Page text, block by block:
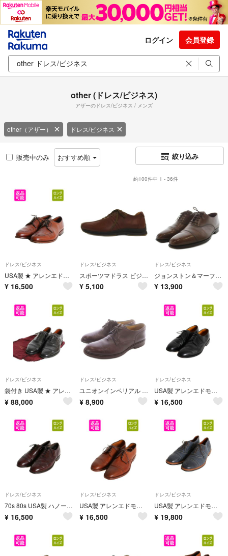
ログイン 会員登録
other (ドレス/ビジネス)
アザーのドレス/ビジネス / メンズ
other（アザー） ドレス/ビジネス
販売中のみ おすすめ順 絞り込み
約100件中 1 - 36件
ドレス/ビジネス
USA製 ★ アレンエドモンズ Uチップ レザー シューズ US 9 27cm 程/ Delray 本革 レザー 革靴 外羽根 ダービー グッドイヤー ビジネス 茶
¥ 16,500
ドレス/ビジネス
スポーツマドラス ビジネスシューズ 革靴 ブラウン 25.5cm ■GY99
¥ 5,100
ドレス/ビジネス
ジョンストン＆マーフィー ビジネスシューズ ストレートチップ レザー 7 茶
¥ 13,900
ドレス/ビジネス
袋付き USA製 ★ アレンエドモンズ コードヴァン キャップトゥ シューズ US 8 26cm / Park Avenue レザー 革靴 ドレス ストレートチップ 黒
¥ 88,000
ドレス/ビジネス
ユニオンインペリアル ビジネスシューズ プレーントゥ 7.5 茶色
¥ 8,900
ドレス/ビジネス
USA製 アレンエドモンズ プレーントゥ シューズ 101/2 28.5cm 本革 レザー 革靴 外羽根 グッドイヤー オックスフォード ドレス ビジネス 黒
¥ 16,500
ドレス/ビジネス
70s 80s USA製 ハノーバー ウィングチップ シューズ 9 27cm ヴィンテージ 本革 レザー 革靴 フルブローグ メダリオン 内羽根 バーガンディ
¥ 16,500
ドレス/ビジネス
USA製 アレンエドモンズ パンチド キャップトゥ シューズ 9 27cm 本革 レザー カーフ 革靴 外羽根 グッドイヤー ストレートチップ ブラウン
¥ 16,500
ドレス/ビジネス
USA製 アレンエドモンズ ストレートチップ シューズ US 11 29cm / レザー 革靴 フルブローグ ウイングチップ 内羽根 ダイナイトソール 紺
¥ 19,800